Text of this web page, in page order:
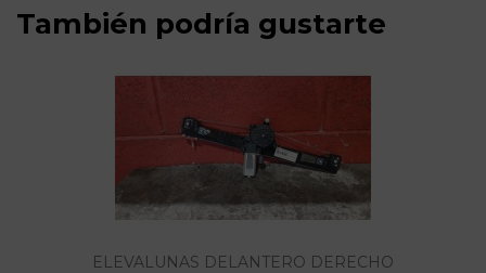
También podría gustarte
ELEVALUNAS DELANTERO DERECHO